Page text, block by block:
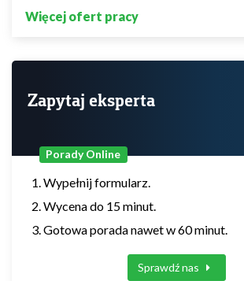
Więcej ofert pracy
Zapytaj eksperta
Porady Online
Wypełnij formularz.
Wycena do 15 minut.
Gotowa porada nawet w 60 minut.
Sprawdź nas